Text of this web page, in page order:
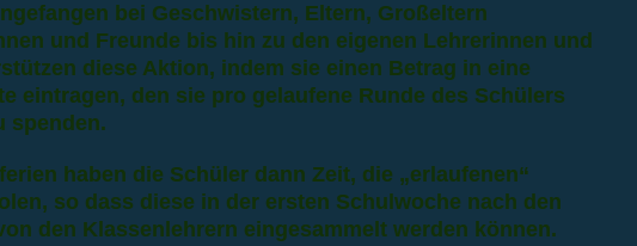
bei Geschwistern, Eltern, Großeltern
und Freunde bis hin zu den eigenen Lehrerinnen und
diese Aktion, indem sie einen Betrag in eine
eintragen, den sie pro gelaufene Runde des Schülers
spenden.
haben die Schüler dann Zeit, die „erlaufenen“
so dass diese in der ersten Schulwoche nach den
den Klassenlehrern eingesammelt werden können.